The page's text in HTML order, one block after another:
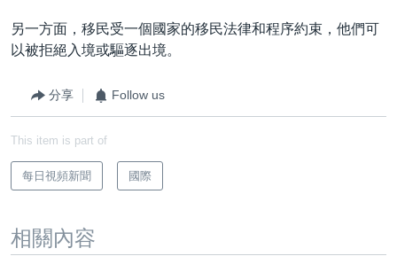
另一方面，移民受一個國家的移民法律和程序約束，他們可
以被拒絕入境或驅逐出境。
分享 Follow us
This item is part of
每日視頻新聞 國際
相關內容